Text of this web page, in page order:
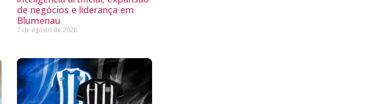
de negócios e liderança em
Blumenau
7 de agosto de 2026